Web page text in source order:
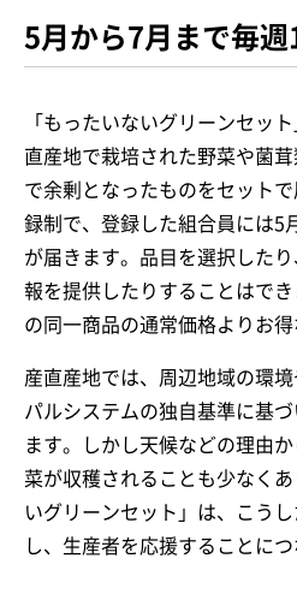
5月から7月まで毎
「もったいないグリーンセッ
直産地で栽培された野菜や菌
で余剰となったものをセット
録制で、登録した組合員には5
が届きます。品目を選択した
報を提供したりすることはで
の同一商品の通常価格よりお得
産直産地では、周辺地域の環
パルシステムの独自基準に基
ます。しかし天候などの理由
菜が収穫されることも少なく
いグリーンセット」は、こう
し、生産者を応援することにつ